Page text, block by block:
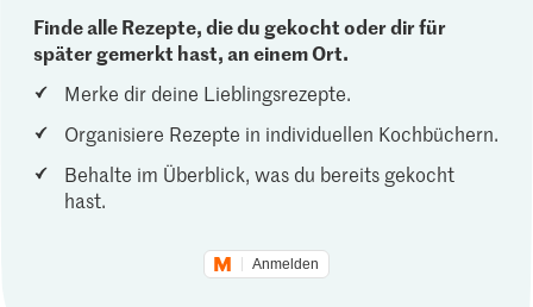
Finde alle Rezepte, die du gekocht oder dir für
später gemerkt hast, an einem Ort.
Merke dir deine Lieblingsrezepte.
Organisiere Rezepte in individuellen Kochbüchern.
Behalte im Überblick, was du bereits gekocht
hast.
Anmelden